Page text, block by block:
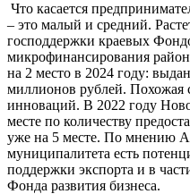
Что касается
– это малый и средний.
господдержки краевых
микрофинансирования
на 2 место в 2024 году:
миллионов рублей. Похожая
инноваций. В 2022 году
месте по количеству
уже на 5 месте. По мнению
муниципалитета есть
поддержки экспорта и в
Фонда развития бизнеса.